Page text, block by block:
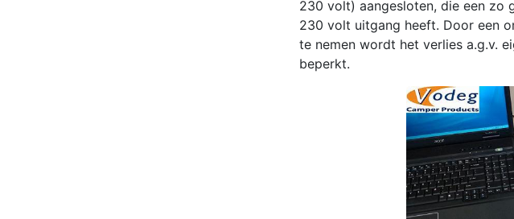
230 volt) aangesloten, die een zo
230 volt uitgang heeft. Door een
te nemen wordt het verlies a.g.v.
beperkt.